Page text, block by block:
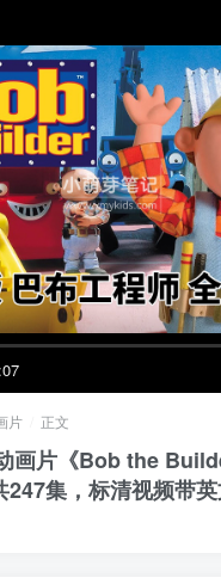
片 正文
画片《Bob the
247集，标清视频带